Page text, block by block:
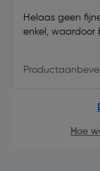
Helaas geen
enkel, waardoor
Hoe